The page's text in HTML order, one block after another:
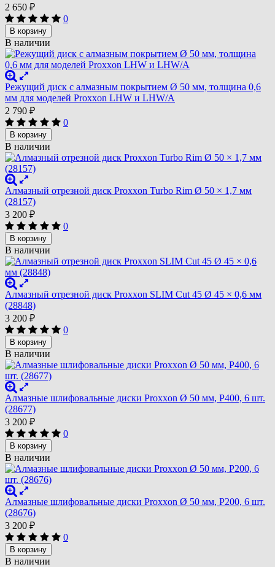
2 650 ₽
0
В корзину
В наличии
Режущий диск с алмазным покрытием Ø 50 мм, толщина 0,6
мм для моделей Proxxon LHW и LHW/A
2 790 ₽
0
В корзину
В наличии
Алмазный отрезной диск Proxxon Turbo Rim Ø 50 × 1,7 мм
(28157)
3 200 ₽
0
В корзину
В наличии
Алмазный отрезной диск Proxxon SLIM Cut 45 Ø 45 × 0,6 мм
(28848)
3 200 ₽
0
В корзину
В наличии
Алмазные шлифовальные диски Proxxon Ø 50 мм, P400, 6 шт.
(28677)
3 200 ₽
0
В корзину
В наличии
Алмазные шлифовальные диски Proxxon Ø 50 мм, P200, 6 шт.
(28676)
3 200 ₽
0
В корзину
В наличии